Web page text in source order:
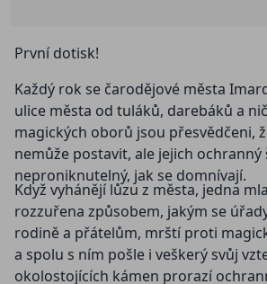
První dotisk!
Každý rok se čarodějové města
ulice města od tuláků, darebáků a
magických oborů jsou přesvědčeni,
nemůže postavit, ale jejich
neproniknutelný, jak se domnívají.
Když vyhánějí lůzu z města, jedna
rozzuřena způsobem, jakým se
rodině a přátelům, mrští proti
a spolu s ním pošle i veškerý svůj
okolostojících kámen prorazí